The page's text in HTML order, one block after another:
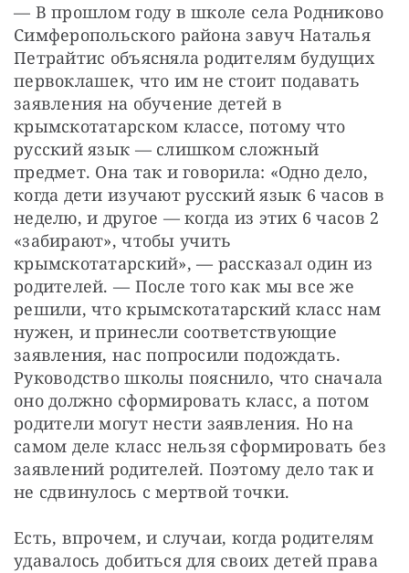
— В прошлом году в школе села Родниково
Симферопольского района завуч Наталья
Петрайтис объясняла родителям будущих
первоклашек, что им не стоит подавать
заявления на обучение детей в
крымскотатарском классе, потому что
русский язык — слишком сложный
предмет. Она так и говорила: «Одно дело,
когда дети изучают русский язык 6 часов в
неделю, и другое — когда из этих 6 часов 2
«забирают», чтобы учить
крымскотатарский», — рассказал один из
родителей. — После того как мы все же
решили, что крымскотатарский класс нам
нужен, и принесли соответствующие
заявления, нас попросили подождать.
Руководство школы пояснило, что сначала
оно должно сформировать класс, а потом
родители могут нести заявления. Но на
самом деле класс нельзя сформировать без
заявлений родителей. Поэтому дело так и
не сдвинулось с мертвой точки.
Есть, впрочем, и случаи, когда родителям
удавалось добиться для своих детей права